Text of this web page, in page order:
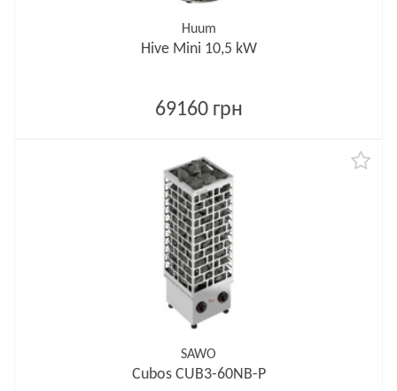
Huum
Hive Mini 10,5 kW
69160 грн
SAWO
Cubos CUB3-60NB-P